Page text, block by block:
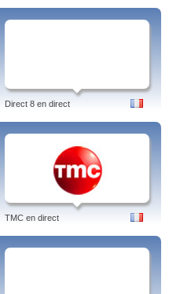
Direct 8 en direct
TMC en direct